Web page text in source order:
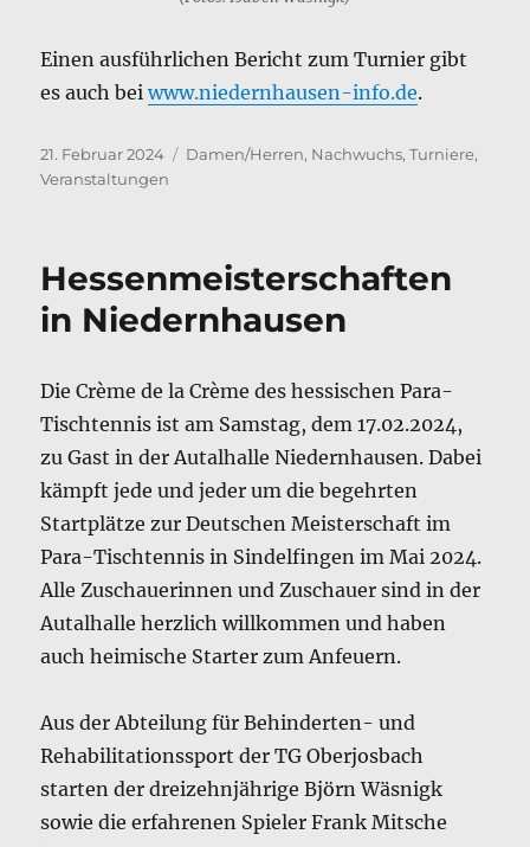
Einen ausführlichen Bericht zum Turnier gibt
es auch beiwww.niedernhausen-info.de.
Veröffentlicht
am
21. Februar 2024 Kategorien
Damen/Herren, Nachwuchs,Turniere,
Veranstaltungen
Hessenmeisterschaften
in Niedernhausen
Die Crème de la Crème des hessischen Para-
Tischtennis ist am Samstag, dem 17.02.2024,
zu Gast in der Autalhalle Niedernhausen. Dabei
kämpft jede und jeder um die begehrten
Startplätze zur Deutschen Meisterschaft im
Para-Tischtennis in Sindelfingen im Mai 2024.
Alle Zuschauerinnen und Zuschauer sind in der
Autalhalle herzlich willkommen und haben
auch heimische Starter zum Anfeuern.
Aus der Abteilung für Behinderten- und
Rehabilitationssport der TG Oberjosbach
starten der dreizehnjährige Björn Wäsnigk
sowie die erfahrenen Spieler Frank Mitsche